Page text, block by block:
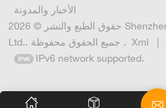
الأخبار والمدونة
حقوق الطبع والنشر © 2026 Shenzhen Leadray Optoelectronic Co.,
Ltd.. جميع الحقوق محفوظة . Xml |
IPv6 network supported.